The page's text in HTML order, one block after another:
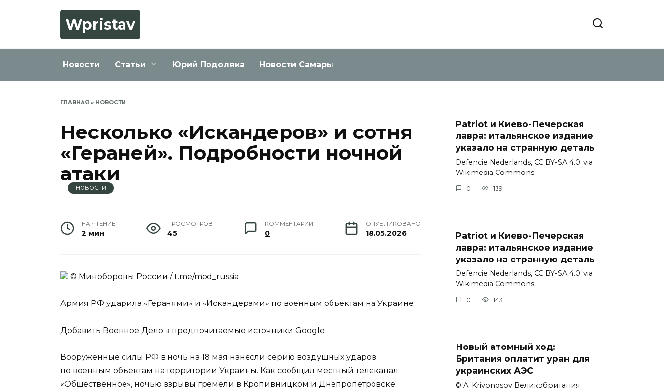
Wpristav
Новости Статьи Юрий Подоляка Новости Самары
ГЛАВНАЯ » НОВОСТИ
Несколько «Искандеров» и сотня
«Гераней». Подробности ночной
атаки
НОВОСТИ
НА ЧТЕНИЕ
2 мин
ПРОСМОТРОВ
45
КОММЕНТАРИИ
0
ОПУБЛИКОВАНО
18.05.2026
© Минобороны России / t.me/mod_russia
Армия РФ ударила «Геранями» и «Искандерами» по военным объектам на Украине
Добавить Военное Дело в предпочитаемые источники Google
Вооруженные силы РФ в ночь на 18 мая нанесли серию воздушных ударов
по военным объектам на территории Украины. Как сообщил местный телеканал
«Общественное», ночью взрывы гремели в Кропивницком и Днепропетровске.
Patriot и Киево-Печерская
лавра: итальянское издание
указало на странную деталь
Defencie Nederlands, CC BY-SA 4.0, via
Wikimedia Commons
0 139
Patriot и Киево-Печерская
лавра: итальянское издание
указало на странную деталь
Defencie Nederlands, CC BY-SA 4.0, via
Wikimedia Commons
0 143
Новый атомный ход:
Британия оплатит уран для
украинских АЭС
© A. Krivonosov Великобритания